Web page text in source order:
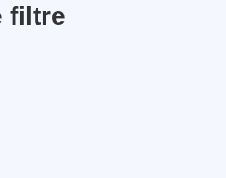
filtre